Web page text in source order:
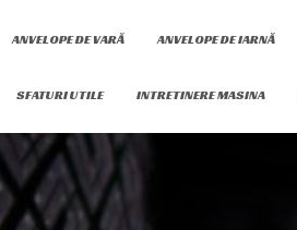
ANVELOPE DE VARĂ ANVELOPE DE IARNĂ
SFATURI UTILE INTRETINERE MASINA